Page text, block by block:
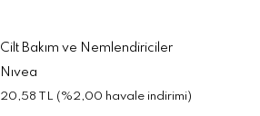
Cilt Bakım ve Nemlendiriciler
Nıvea
20,58 TL (%2,00 havale indirimi)